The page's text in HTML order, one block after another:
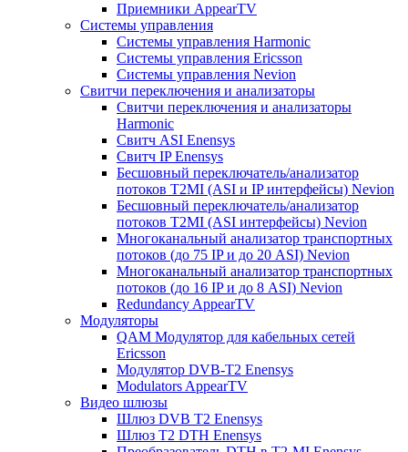
Приемники AppearTV
Системы управления
Cистемы управления Harmonic
Cистемы управления Ericsson
Cистемы управления Nevion
Свитчи переключения и анализаторы
Свитчи переключения и анализаторы
Harmonic
Свитч ASI Enensys
Свитч IP Enensys
Бесшовный переключатель/анализатор
потоков T2MI (ASI и IP интерфейсы) Nevion
Бесшовный переключатель/анализатор
потоков T2MI (ASI интерфейсы) Nevion
Многоканальный анализатор транспортных
потоков (до 75 IP и до 20 ASI) Nevion
Многоканальный анализатор транспортных
потоков (до 16 IP и до 8 ASI) Nevion
Redundancy AppearTV
Модуляторы
QAM Модулятор для кабельных сетей
Ericsson
Модулятор DVB-T2 Enensys
Modulators AppearTV
Видео шлюзы
Шлюз DVB T2 Enensys
Шлюз T2 DTH Enensys